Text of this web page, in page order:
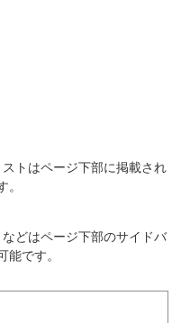
トはページ下部に掲載され
。
どはページ下部のサイドバ
能です。